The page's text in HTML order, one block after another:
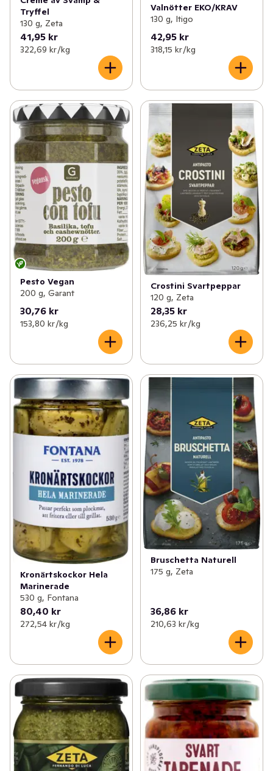
Tryffel
130 g, Zeta
41,95 kr
322,69 kr /kg
Valnötter EKO/KRAV
130 g, Itigo
42,95 kr
318,15 kr /kg
Pesto Vegan
200 g, Garant
30,76 kr
153,80 kr /kg
Crostini Svartpeppar
120 g, Zeta
28,35 kr
236,25 kr /kg
Kronärtskockor Hela
Marinerade
530 g, Fontana
80,40 kr
272,54 kr /kg
Bruschetta Naturell
175 g, Zeta
36,86 kr
210,63 kr /kg